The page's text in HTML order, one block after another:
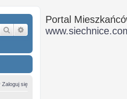
Szukaj Wyszukiwanie zaawansowane
Zaloguj się
Portal